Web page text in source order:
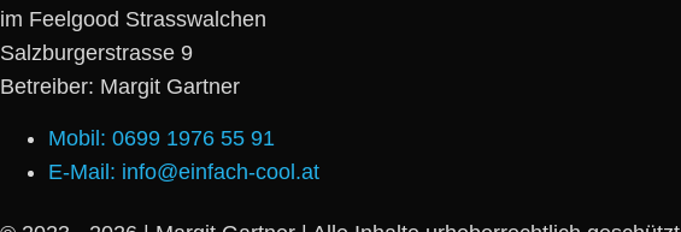
im Feelgood Strasswalchen
Salzburgerstrasse 9
Betreiber: Margit Gartner
Mobil: 0699 1976 55 91
E-Mail: info@einfach-cool.at